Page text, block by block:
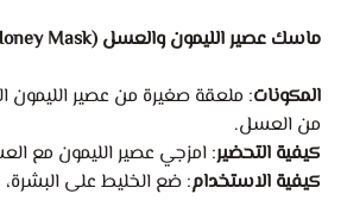
ماسك عصير الليمون والعسل (Lemon Juice-Honey Mask)
المكونات: ملعقة صغيرة من عصير الليمون
من العسل.
كيفية التحضير: امزجي عصير الليمون مع
كيفية الاستخدام: ضع الخليط على